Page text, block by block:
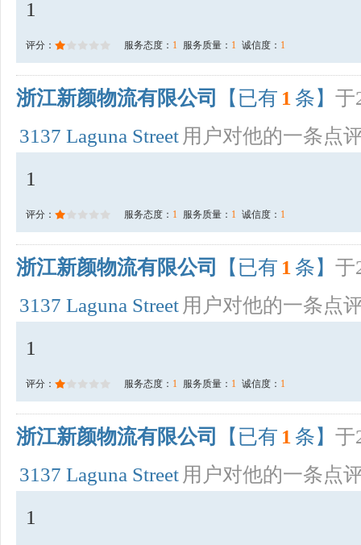
1
评分： 服务态度： 1 服务质量： 1 诚信度： 1
浙江新颜物流有限公司 【已有 1 条】 于
3137 Laguna Street 用户对他的一条点
1
评分： 服务态度： 1 服务质量： 1 诚信度： 1
浙江新颜物流有限公司 【已有 1 条】 于
3137 Laguna Street 用户对他的一条点
1
评分： 服务态度： 1 服务质量： 1 诚信度： 1
浙江新颜物流有限公司 【已有 1 条】 于
3137 Laguna Street 用户对他的一条点
1